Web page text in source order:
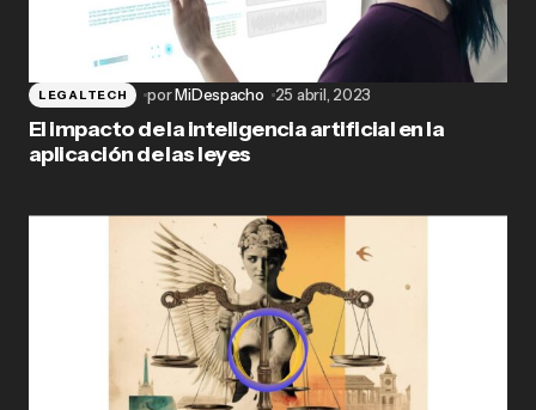
LEGALTECH porMiDespacho 25 abril, 2023
El impacto de la inteligencia artificial en la
aplicación de las leyes